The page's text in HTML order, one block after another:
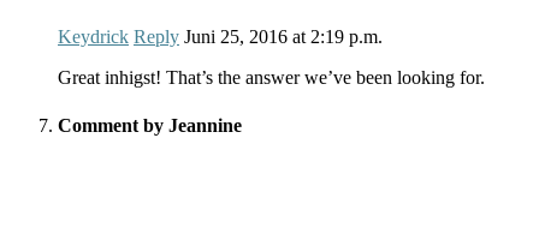
Keydrick Reply Juni 25, 2016 at 2:19 p.m.
Great inhigst! That’s the answer we’ve been looking for.
Comment by Jeannine